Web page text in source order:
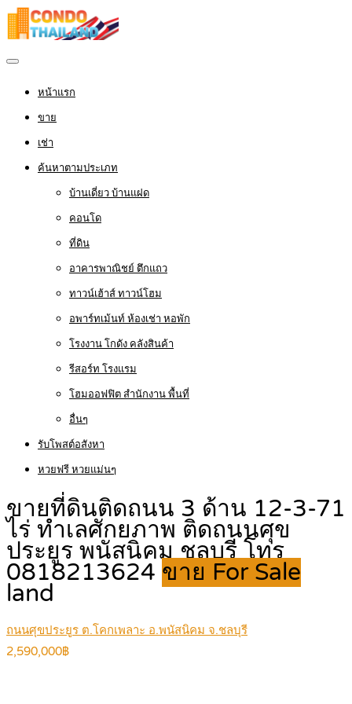
หน้าแรก
ขาย
เช่า
ค้นหาตามประเภท
บ้านเดี่ยว บ้านแฝด
คอนโด
ที่ดิน
อาคารพาณิชย์ ตึกแถว
ทาวน์เฮ้าส์ ทาวน์โฮม
อพาร์ทเม้นท์ ห้องเช่า หอพัก
โรงงาน โกดัง คลังสินค้า
รีสอร์ท โรงแรม
โฮมออฟฟิต สำนักงาน พื้นที่
อื่นๆ
รับโพสต์อสังหา
หวยฟรี หวยแม่นๆ
ขายที่ดินติดถนน 3 ด้าน 12-3-71
ไร่ ทำเลศักยภาพ ติดถนนศุข
ประยูร พนัสนิคม ชลบุรี โทร
0818213624 ขาย For Sale
land
ถนนศุขประยูร ต.โคกเพลาะ อ.พนัสนิคม จ.ชลบุรี
2,590,000฿